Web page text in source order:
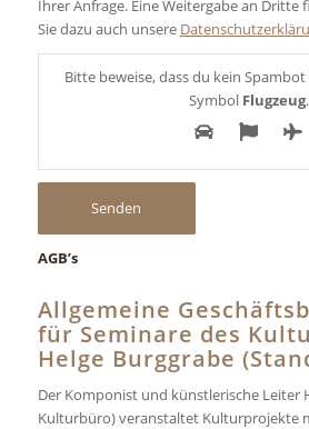
Ihrer Anfrage. Eine Weitergabe an Dritte
Sie dazu auch unsere
Bitte beweise, dass du kein
SymbolFlugzeug.
AGB’s
Allgemeine
für Seminare des
Helge Burggrabe
Der Komponist und künstlerische Leiter
Kulturbüro) veranstaltet Kulturprojekte